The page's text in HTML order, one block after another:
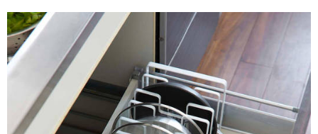
ウッドデッキ フローリング・床材
収納 インテリア・ 家具
照明 ペット用品
内装用建材 パネル・壁材
名古屋ショールーム 京都ショールーム
福岡 ショールーム 札幌スマート ショールー
ム
横浜スマートショールー
ム
ウェルビーみのおHDC
BOX
よくある質問 お問い合わせ
修理お問い合わせ クレーム公開
説明書・図面検索 水まわり3年保証
ミラタップと創る家
ASOLIE
工事会社紹介 Coziコンシ
ェルジュ
自分らしい家づくり
SUVACO
最高のリノベ会社が
かるリノベりす
ル
屋
床・
屋
外